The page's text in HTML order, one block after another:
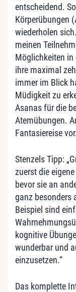
entscheidend.
Körperübungen
wiederholen
meinen
Möglichkeiten in
ihre maximal
immer im Blick
Müdigkeit zu
Asanas für die
Atemübungen.
Fantasiereise
Stenzels Tipp:
zuerst die
bevor sie an
ganz besonders
Beispiel sind
kognitive
wunderbar und
einzusetzen.“
Das komplette